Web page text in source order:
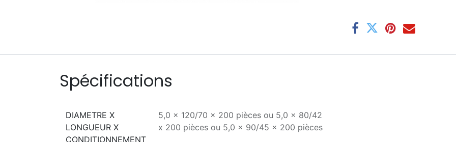
Spécifications
DIAMETRE X
LONGUEUR X
CONDITIONNEMENT
5,0 x 120/70 x 200 pièces ou 5,0 x 80/42
x 200 pièces ou 5,0 x 90/45 x 200 pièces